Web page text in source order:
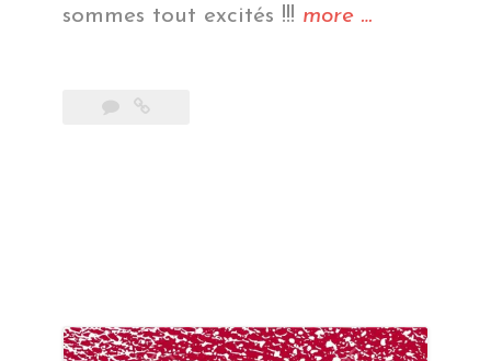
sommes tout excités !!! more « Les
…